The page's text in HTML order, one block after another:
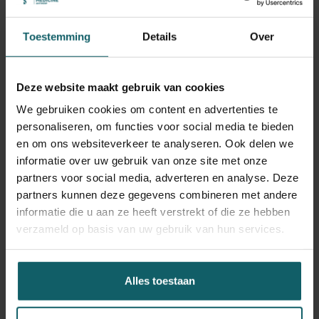
Toestemming Details Over
Deze website maakt gebruik van cookies
We gebruiken cookies om content en advertenties te
personaliseren, om functies voor social media te bieden
en om ons websiteverkeer te analyseren. Ook delen we
informatie over uw gebruik van onze site met onze
partners voor social media, adverteren en analyse. Deze
partners kunnen deze gegevens combineren met andere
informatie die u aan ze heeft verstrekt of die ze hebben
verzameld op basis van uw gebruik van hun services.
Alles toestaan
en aanwezigheid van de steekmuggensoort in ons land.
“De monitoring van exotische steekmuggen is van
cruciaal belang. Als we op tijd in kaart brengen waar ze
voorkomen, kunnen ze sneller en beter bestreden
worden. De afgelopen jaren steeg het aantal vondsten, en
volgens de verwachtingen zal deze trend zich in de
komende jaren verderzetten. Het is voorlopig nog
onduidelijk of de tijgermug hier heeft kunnen
overwinteren, maar het is belangrijk om de introducties
en mogelijke populaties nauwgezet op te volgen. Zo
vertelt Isra Deblauwe, entomoloog aan het ITG.